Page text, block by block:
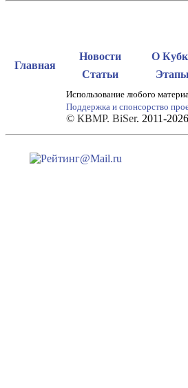
Главная
Новости О
Статьи
Этапы
Использование любого
Поддержка и спонсорство
© КВМР. BiSer. 2011-2026